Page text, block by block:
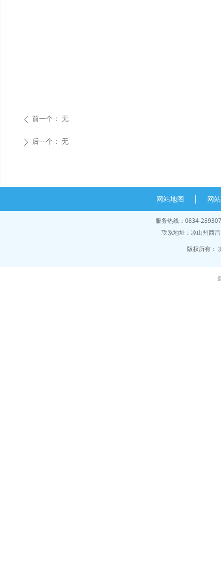
ꄴ 前一个： 无
ꄲ 后一个： 无
网站地图 网
服务热线：0834-
联系地址：凉山州西
版权所有：